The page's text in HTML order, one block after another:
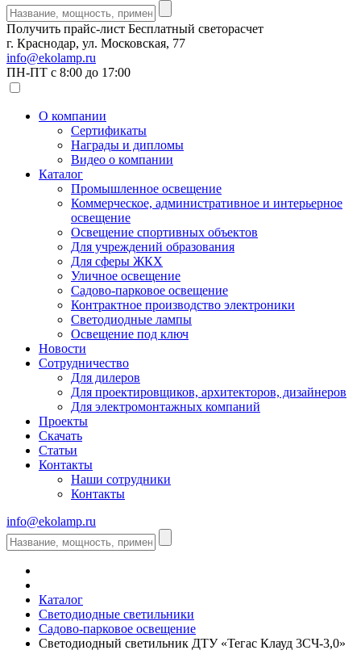
Получить прайс-лист Бесплатный светорасчет
г. Краснодар, ул. Московская, 77
info@ekolamp.ru
ПН-ПТ с 8:00 до 17:00
О компании
Сертификаты
Награды и дипломы
Видео о компании
Каталог
Промышленное освещение
Коммерческое, административное и интерьерное
освещение
Освещение спортивных объектов
Для учреждений образования
Для сферы ЖКХ
Уличное освещение
Садово-парковое освещение
Контрактное производство электроники
Светодиодные лампы
Освещение под ключ
Новости
Сотрудничество
Для дилеров
Для проектировщиков, архитекторов, дизайнеров
Для электромонтажных компаний
Проекты
Скачать
Статьи
Контакты
Наши сотрудники
Контакты
info@ekolamp.ru
Каталог
Светодиодные светильники
Садово-парковое освещение
Светодиодный светильник ДТУ «Тегас Клауд 3СЧ-3,0»